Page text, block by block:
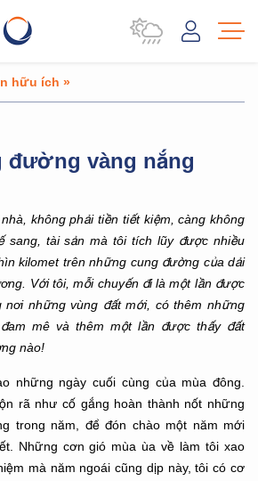
hữu ích »
đường vàng nắng
không phải tiền tiết kiệm, càng không
sang, tài sản mà tôi tích lũy được nhiều
kilomet trên những cung đường của dải
Với tôi, mỗi chuyến đi là một lần được
nơi những vùng đất mới, có thêm những
mê và thêm một lần được thấy đất
nào!
những ngày cuối cùng của mùa đông.
rã như cố gắng hoàn thành nốt những
trong năm, để đón chào một năm mới
Những cơn gió mùa ùa về làm tôi xao
mà năm ngoái cũng dịp này, tôi có cơ